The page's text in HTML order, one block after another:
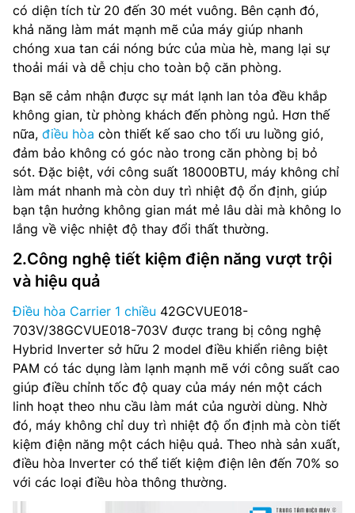
có diện tích từ 20 đến 30 mét vuông. Bên cạnh đó,
khả năng làm mát mạnh mẽ của máy giúp nhanh
chóng xua tan cái nóng bức của mùa hè, mang lại sự
thoải mái và dễ chịu cho toàn bộ căn phòng.
Bạn sẽ cảm nhận được sự mát lạnh lan tỏa đều khắp
không gian, từ phòng khách đến phòng ngủ. Hơn thế
nữa, điều hòa còn thiết kế sao cho tối ưu luồng gió,
đảm bảo không có góc nào trong căn phòng bị bỏ
sót. Đặc biệt, với công suất 18000BTU, máy không chỉ
làm mát nhanh mà còn duy trì nhiệt độ ổn định, giúp
bạn tận hưởng không gian mát mẻ lâu dài mà không lo
lắng về việc nhiệt độ thay đổi thất thường.
2.Công nghệ tiết kiệm điện năng vượt trội
và hiệu quả
Điều hòa Carrier 1 chiều 42GCVUE018-
703V/38GCVUE018-703V được trang bị công nghệ
Hybrid Inverter sở hữu 2 model điều khiển riêng biệt
PAM có tác dụng làm lạnh mạnh mẽ với công suất cao
giúp điều chỉnh tốc độ quay của máy nén một cách
linh hoạt theo nhu cầu làm mát của người dùng. Nhờ
đó, máy không chỉ duy trì nhiệt độ ổn định mà còn tiết
kiệm điện năng một cách hiệu quả. Theo nhà sản xuất,
điều hòa Inverter có thể tiết kiệm điện lên đến 70% so
với các loại điều hòa thông thường.